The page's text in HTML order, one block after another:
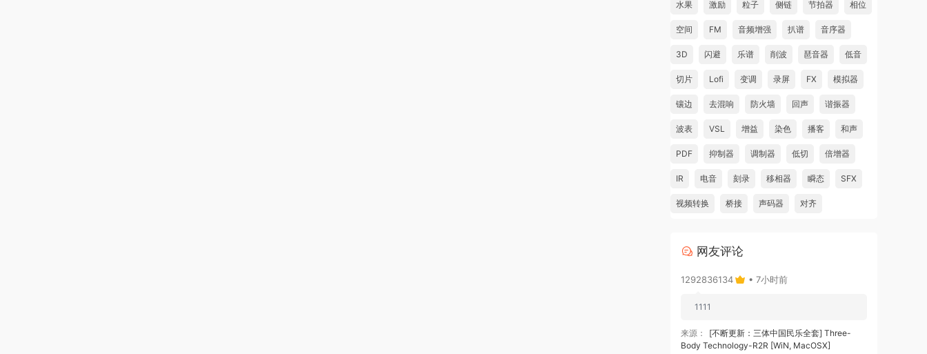
水果 激励 粒子 侧链 节拍器 相位
空间 FM 音频增强 扒谱 音序器
3D 闪避 乐谱 削波 琶音器 低音
切片 Lofi 变调 录屏 FX 模拟器
镶边 去混响 防火墙 回声 谐振器
波表 VSL 增益 染色 播客 和声
PDF 抑制器 调制器 低切 倍增器
IR 电音 刻录 移相器 瞬态 SFX
视频转换 桥接 声码器 对齐
网友评论
1292836134 • 7小时前
1111
来源：
[不断更新：三体中国民乐全套] Three-
Body Technology-R2R [WiN, MacOSX]